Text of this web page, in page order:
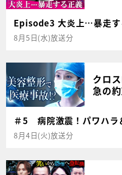
Episode3 大炎上…暴走す
8月5日(水)放送分
クロ
急の
＃5 病院激震！パワハラ
8月4日(火)放送分